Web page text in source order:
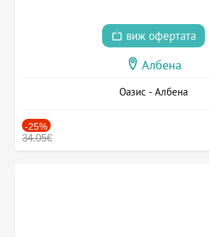
виж офертата
Албена
Оазис - Албена
-25%
34.05€